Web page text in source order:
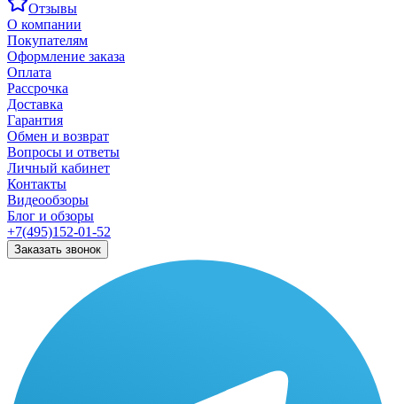
Отзывы
О компании
Покупателям
Оформление заказа
Оплата
Рассрочка
Доставка
Гарантия
Обмен и возврат
Вопросы и ответы
Личный кабинет
Контакты
Видеообзоры
Блог и обзоры
+7(495)152-01-52
Заказать звонок